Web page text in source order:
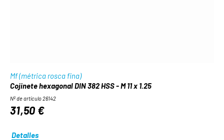
Mf (métrica rosca fina)
Cojinete hexagonal DIN 382 HSS - M 11 x 1.25
Nº de artículo 26142
31,50 €
Detalles